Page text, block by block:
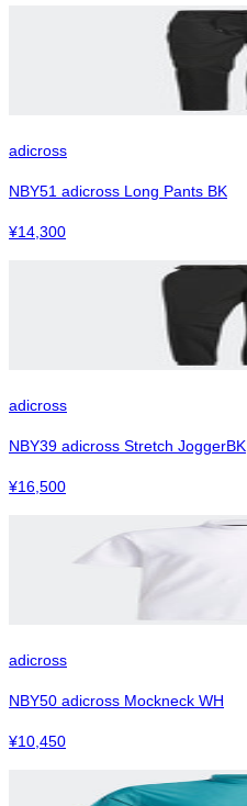
adicross
NBY51 adicross Long Pants BK
¥14,300
adicross
NBY39 adicross Stretch JoggerBK
¥16,500
adicross
NBY50 adicross Mockneck WH
¥10,450